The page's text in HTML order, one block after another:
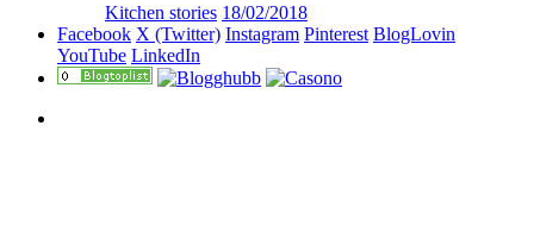
Kitchen stories 18/02/2018
Facebook X (Twitter) Instagram Pinterest BlogLovin
YouTube LinkedIn